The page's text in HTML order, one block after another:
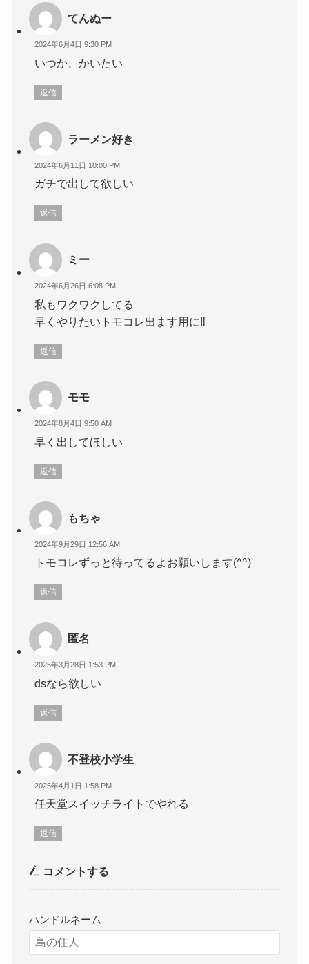
てんぬー
2024年6月4日 9:30 PM
いつか、かいたい
返信
ラーメン好き
2024年6月11日 10:00 PM
ガチで出して欲しい
返信
ミー
2024年6月26日 6:08 PM
私もワクワクしてる
早くやりたいトモコレ出ます用に‼️
返信
モモ
2024年8月4日 9:50 AM
早く出してほしい
返信
もちゃ
2024年9月29日 12:56 AM
トモコレずっと待ってるよお願いします(^^)
返信
匿名
2025年3月28日 1:53 PM
dsなら欲しい
返信
不登校小学生
2025年4月1日 1:58 PM
任天堂スイッチライトでやれる
返信
コメントする
ハンドルネーム